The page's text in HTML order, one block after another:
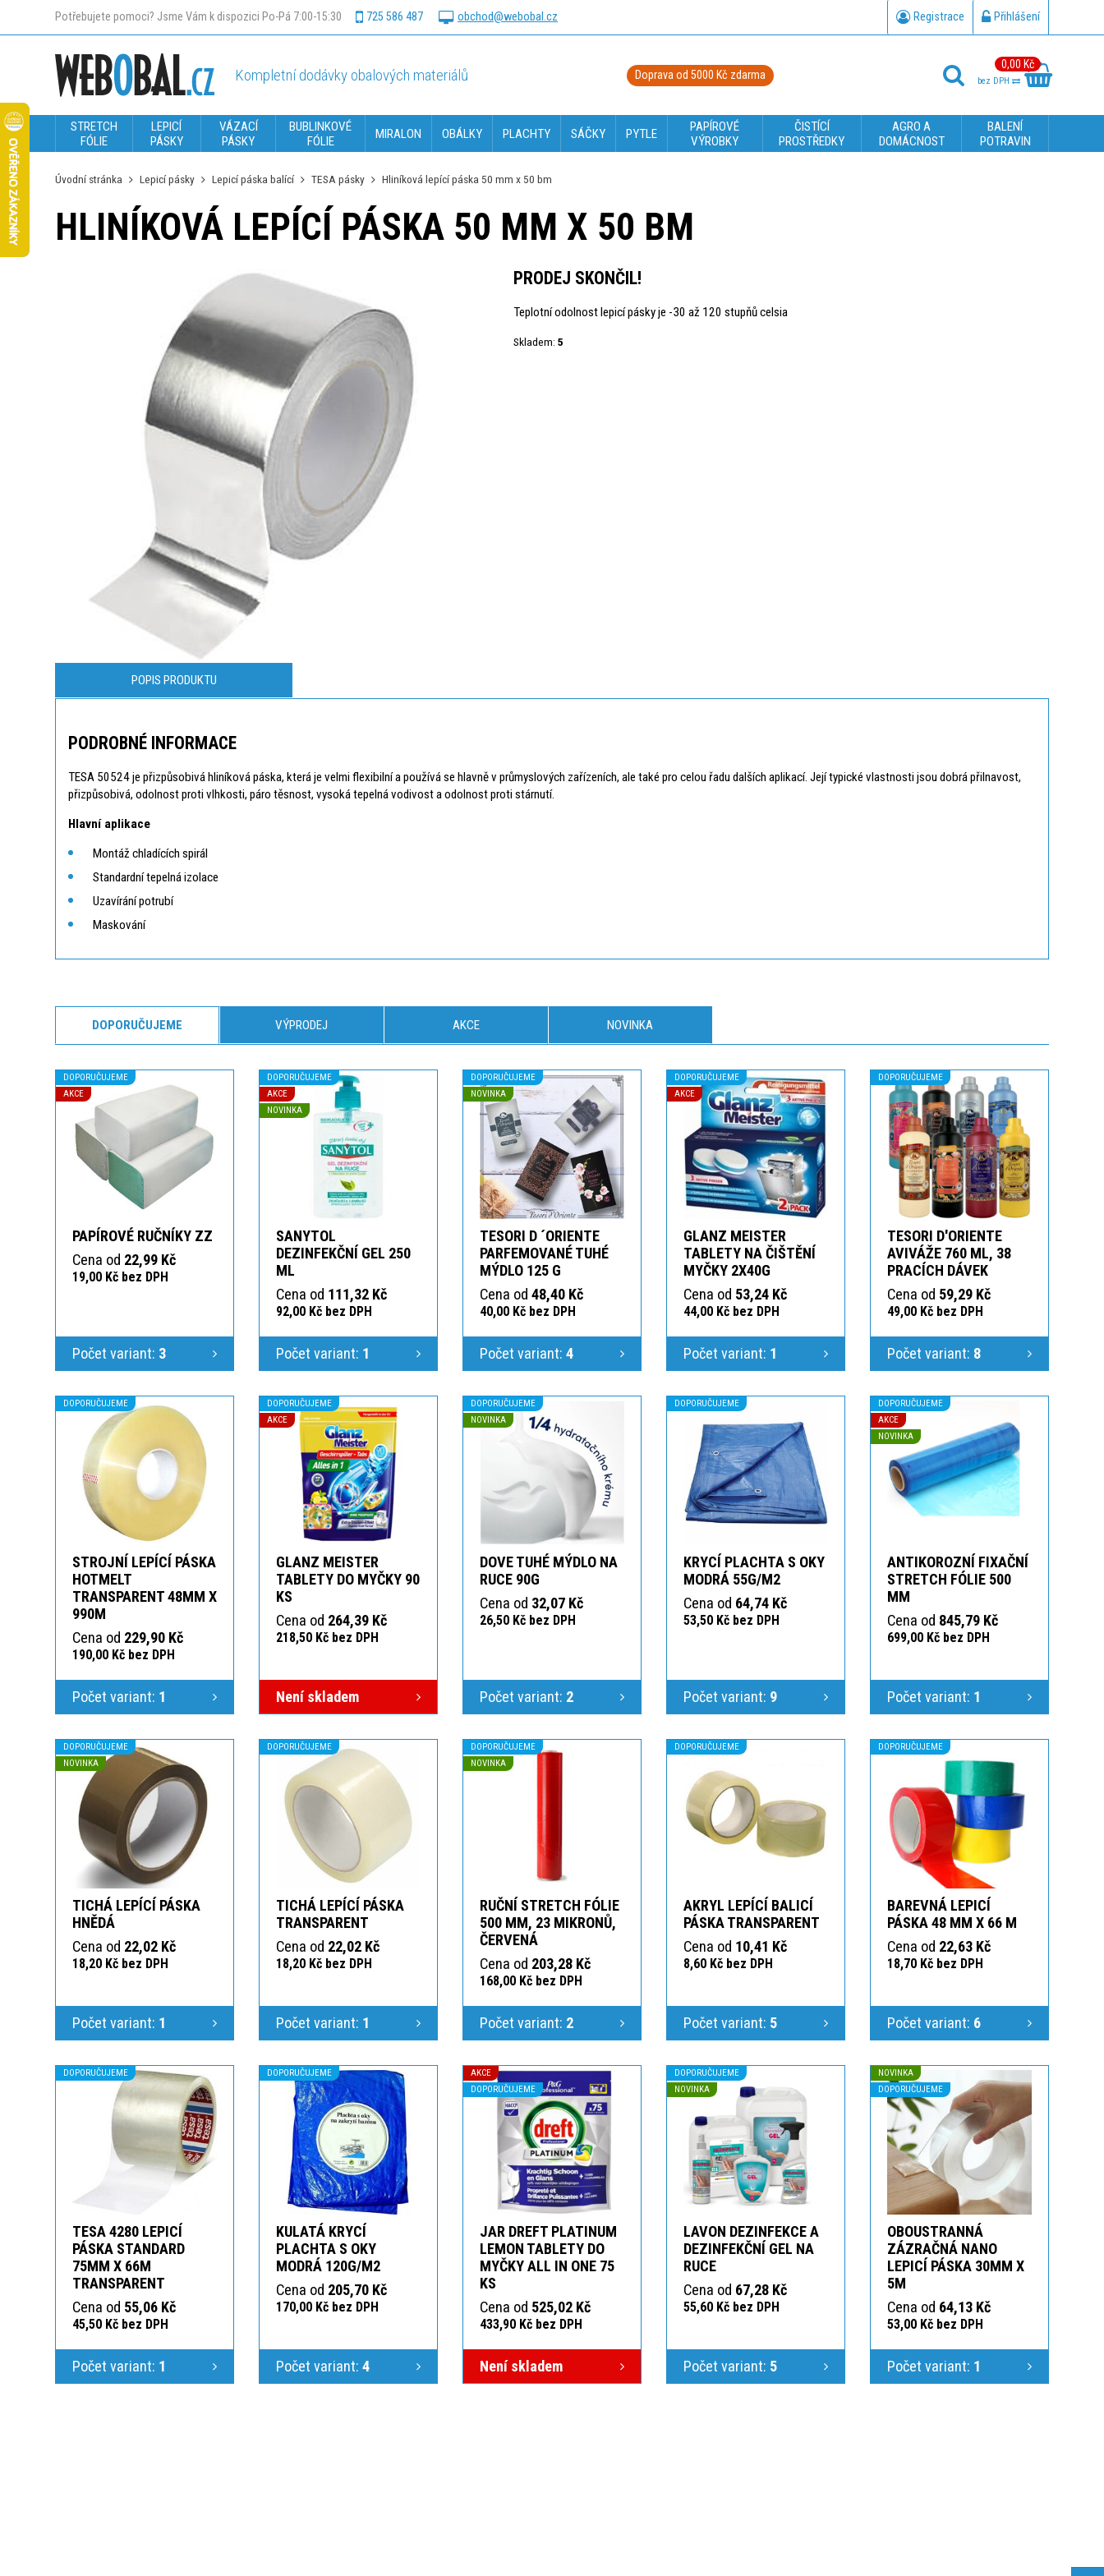
Potřebujete pomoci? Jsme Vám k dispozici Po-Pá 7:00-15:30 725 586 487 obchod@webobal.cz Registrace Přihlášení
Kompletní dodávky obalových materiálů Doprava od 5000 Kč zdarma
0,00 Kč
bez DPH
STRETCH
FÓLIE
LEPICÍ
PÁSKY
VÁZACÍ
PÁSKY
BUBLINKOVÉ
FÓLIE
MIRALON OBÁLKY PLACHTY SÁČKY PYTLE
PAPÍROVÉ
VÝROBKY
ČISTÍCÍ
PROSTŘEDKY
AGRO A
DOMÁCNOST
BALENÍ
POTRAVIN
Úvodní stránka Lepicí pásky Lepicí páska balící TESA pásky Hliníková lepící páska 50 mm x 50 bm
HLINÍKOVÁ LEPÍCÍ PÁSKA 50 MM X 50 BM
PRODEJ SKONČIL!
Teplotní odolnost lepicí pásky je -30 až 120 stupňů celsia
Skladem: 5
POPIS PRODUKTU
PODROBNÉ INFORMACE
TESA 50524 je přizpůsobivá hliníková páska, která je velmi flexibilní a používá se hlavně v průmyslových zařízeních, ale také pro celou řadu dalších aplikací. Její typické vlastnosti jsou dobrá přilnavost,
přizpůsobivá, odolnost proti vlhkosti, páro těsnost, vysoká tepelná vodivost a odolnost proti stárnutí.
Hlavní aplikace
Montáž chladících spirál
Standardní tepelná izolace
Uzavírání potrubí
Maskování
DOPORUČUJEME VÝPRODEJ AKCE NOVINKA
DOPORUČUJEME
AKCE
PAPÍROVÉ RUČNÍKY ZZ
Cena od 22,99 Kč
19,00 Kč bez DPH
Počet variant: 3
DOPORUČUJEME
AKCE
NOVINKA
SANYTOL
DEZINFEKČNÍ GEL 250
ML
Cena od 111,32 Kč
92,00 Kč bez DPH
Počet variant: 1
DOPORUČUJEME
NOVINKA
TESORI D ´ORIENTE
PARFEMOVANÉ TUHÉ
MÝDLO 125 G
Cena od 48,40 Kč
40,00 Kč bez DPH
Počet variant: 4
DOPORUČUJEME
AKCE
GLANZ MEISTER
TABLETY NA ČIŠTĚNÍ
MYČKY 2X40G
Cena od 53,24 Kč
44,00 Kč bez DPH
Počet variant: 1
DOPORUČUJEME
TESORI D'ORIENTE
AVIVÁŽE 760 ML, 38
PRACÍCH DÁVEK
Cena od 59,29 Kč
49,00 Kč bez DPH
Počet variant: 8
DOPORUČUJEME
STROJNÍ LEPÍCÍ PÁSKA
HOTMELT
TRANSPARENT 48MM X
990M
Cena od 229,90 Kč
190,00 Kč bez DPH
Počet variant: 1
DOPORUČUJEME
AKCE
GLANZ MEISTER
TABLETY DO MYČKY 90
KS
Cena od 264,39 Kč
218,50 Kč bez DPH
Není skladem
DOPORUČUJEME
NOVINKA
DOVE TUHÉ MÝDLO NA
RUCE 90G
Cena od 32,07 Kč
26,50 Kč bez DPH
Počet variant: 2
DOPORUČUJEME
KRYCÍ PLACHTA S OKY
MODRÁ 55G/M2
Cena od 64,74 Kč
53,50 Kč bez DPH
Počet variant: 9
DOPORUČUJEME
AKCE
NOVINKA
ANTIKOROZNÍ FIXAČNÍ
STRETCH FÓLIE 500
MM
Cena od 845,79 Kč
699,00 Kč bez DPH
Počet variant: 1
DOPORUČUJEME
NOVINKA
TICHÁ LEPÍCÍ PÁSKA
HNĚDÁ
Cena od 22,02 Kč
18,20 Kč bez DPH
Počet variant: 1
DOPORUČUJEME
TICHÁ LEPÍCÍ PÁSKA
TRANSPARENT
Cena od 22,02 Kč
18,20 Kč bez DPH
Počet variant: 1
DOPORUČUJEME
NOVINKA
RUČNÍ STRETCH FÓLIE
500 MM, 23 MIKRONŮ,
ČERVENÁ
Cena od 203,28 Kč
168,00 Kč bez DPH
Počet variant: 2
DOPORUČUJEME
AKRYL LEPÍCÍ BALICÍ
PÁSKA TRANSPARENT
Cena od 10,41 Kč
8,60 Kč bez DPH
Počet variant: 5
DOPORUČUJEME
BAREVNÁ LEPICÍ
PÁSKA 48 MM X 66 M
Cena od 22,63 Kč
18,70 Kč bez DPH
Počet variant: 6
DOPORUČUJEME
TESA 4280 LEPICÍ
PÁSKA STANDARD
75MM X 66M
TRANSPARENT
Cena od 55,06 Kč
45,50 Kč bez DPH
Počet variant: 1
DOPORUČUJEME
KULATÁ KRYCÍ
PLACHTA S OKY
MODRÁ 120G/M2
Cena od 205,70 Kč
170,00 Kč bez DPH
Počet variant: 4
AKCE
DOPORUČUJEME
JAR DREFT PLATINUM
LEMON TABLETY DO
MYČKY ALL IN ONE 75
KS
Cena od 525,02 Kč
433,90 Kč bez DPH
Není skladem
DOPORUČUJEME
NOVINKA
LAVON DEZINFEKCE A
DEZINFEKČNÍ GEL NA
RUCE
Cena od 67,28 Kč
55,60 Kč bez DPH
Počet variant: 5
NOVINKA
DOPORUČUJEME
OBOUSTRANNÁ
ZÁZRAČNÁ NANO
LEPICÍ PÁSKA 30MM X
5M
Cena od 64,13 Kč
53,00 Kč bez DPH
Počet variant: 1